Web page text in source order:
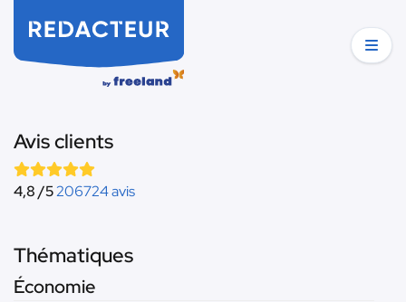
Avis clients
4,8 /5206724 avis
Thématiques
Économie